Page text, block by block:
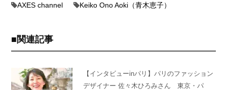
AXES channel Keiko Ono Aoki（青木恵子）
関連記事
【インタビューinパリ】パリのファッション
デザイナー 佐々木ひろみさん 東京・パ